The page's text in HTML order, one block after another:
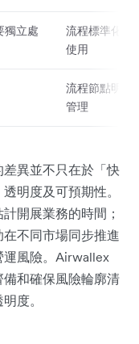
獨立處
流程標準化，
使用
流程節點明確
管理
異並不只在於「快
明度及可預期性。
開展業務的時間；
不同市場同步推進
運風險。Airwallex
和確保風險輪廓清
度。